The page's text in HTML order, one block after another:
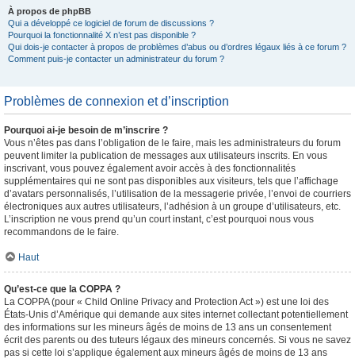
À propos de phpBB
Qui a développé ce logiciel de forum de discussions ?
Pourquoi la fonctionnalité X n’est pas disponible ?
Qui dois-je contacter à propos de problèmes d’abus ou d’ordres légaux liés à ce forum ?
Comment puis-je contacter un administrateur du forum ?
Problèmes de connexion et d’inscription
Pourquoi ai-je besoin de m’inscrire ?
Vous n’êtes pas dans l’obligation de le faire, mais les administrateurs du forum
peuvent limiter la publication de messages aux utilisateurs inscrits. En vous
inscrivant, vous pouvez également avoir accès à des fonctionnalités
supplémentaires qui ne sont pas disponibles aux visiteurs, tels que l’affichage
d’avatars personnalisés, l’utilisation de la messagerie privée, l’envoi de courriers
électroniques aux autres utilisateurs, l’adhésion à un groupe d’utilisateurs, etc.
L’inscription ne vous prend qu’un court instant, c’est pourquoi nous vous
recommandons de le faire.
Haut
Qu’est-ce que la COPPA ?
La COPPA (pour « Child Online Privacy and Protection Act ») est une loi des
États-Unis d’Amérique qui demande aux sites internet collectant potentiellement
des informations sur les mineurs âgés de moins de 13 ans un consentement
écrit des parents ou des tuteurs légaux des mineurs concernés. Si vous ne savez
pas si cette loi s’applique également aux mineurs âgés de moins de 13 ans